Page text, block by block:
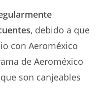
, debido a que
con Aeroméxico
de Aeroméxico
son canjeables